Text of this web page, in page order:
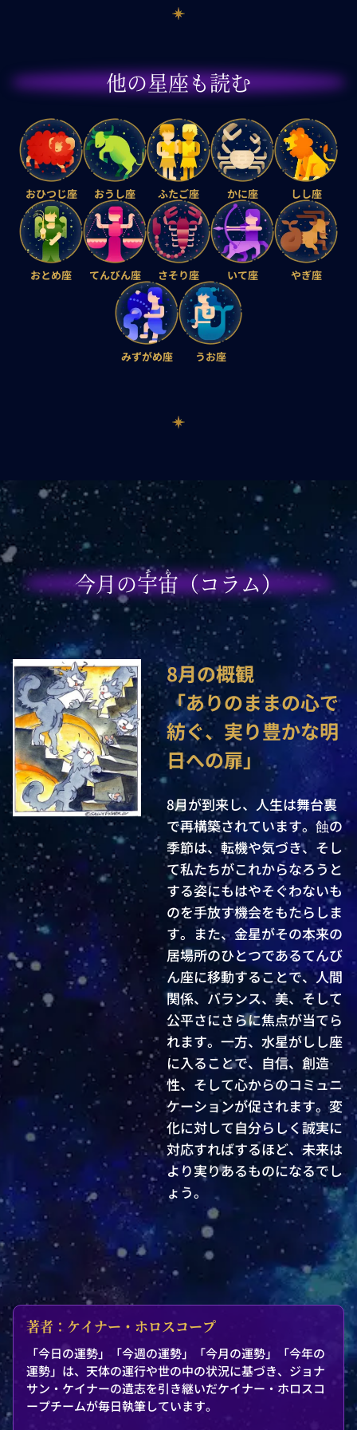
他の星座も読む
おひつじ座 おうし座 ふたご座 かに座 しし座
おとめ座 てんびん座 さそり座 いて座 やぎ座
みずがめ座 うお座
そら
今月の宇宙（コラム）
8月の概観
「ありのままの心で
紡ぐ、実り豊かな明
日への扉」
8月が到来し、人生は舞台裏
で再構築されています。蝕の
季節は、転機や気づき、そし
て私たちがこれからなろうと
する姿にもはやそぐわないも
のを手放す機会をもたらしま
す。また、金星がその本来の
居場所のひとつであるてんび
ん座に移動することで、人間
関係、バランス、美、そして
公平さにさらに焦点が当てら
れます。一方、水星がしし座
に入ることで、自信、創造
性、そして心からのコミュニ
ケーションが促されます。変
化に対して自分らしく誠実に
対応すればするほど、未来は
より実りあるものになるでし
ょう。
著者：ケイナー・ホロスコープ
「今日の運勢」「今週の運勢」「今月の運勢」「今年の
運勢」は、天体の運行や世の中の状況に基づき、ジョナ
サン・ケイナーの遺志を引き継いだケイナー・ホロスコ
ープチームが毎日執筆しています。